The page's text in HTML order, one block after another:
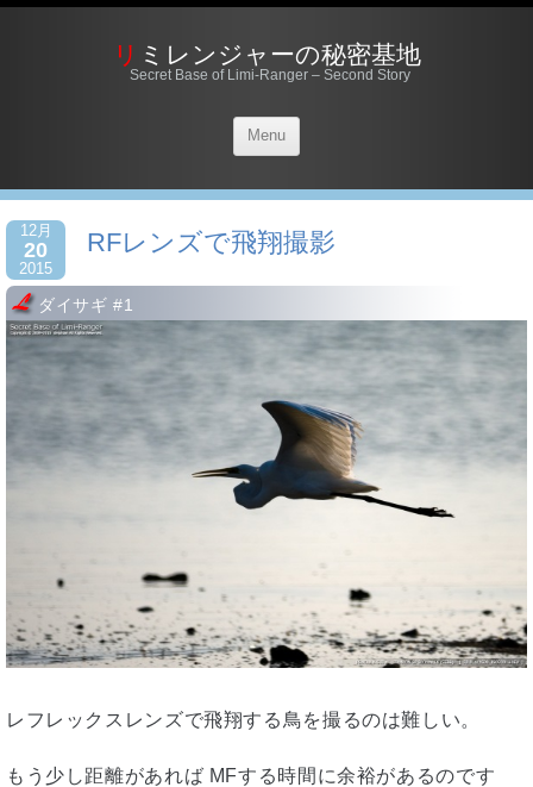
リミレンジャーの秘密基地
Secret Base of Limi-Ranger – Second Story
Menu
12月
20
2015
RFレンズで飛翔撮影
ダイサギ #1
レフレックスレンズで飛翔する鳥を撮るのは難しい。
もう少し距離があれば MFする時間に余裕があるのです